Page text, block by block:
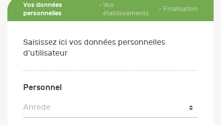
Vos données
personnelles
Vos
établissements
Finalisation
Saisissez ici vos données personnelles
d’utilisateur
Personnel
Anrede
Anrede